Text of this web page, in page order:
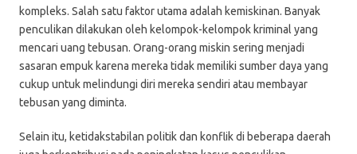
kompleks. Salah satu faktor utama adalah kemiskinan. Banyak
penculikan dilakukan oleh kelompok-kelompok kriminal yang
mencari uang tebusan. Orang-orang miskin sering menjadi
sasaran empuk karena mereka tidak memiliki sumber daya yang
cukup untuk melindungi diri mereka sendiri atau membayar
tebusan yang diminta.
Selain itu, ketidakstabilan politik dan konflik di beberapa daerah